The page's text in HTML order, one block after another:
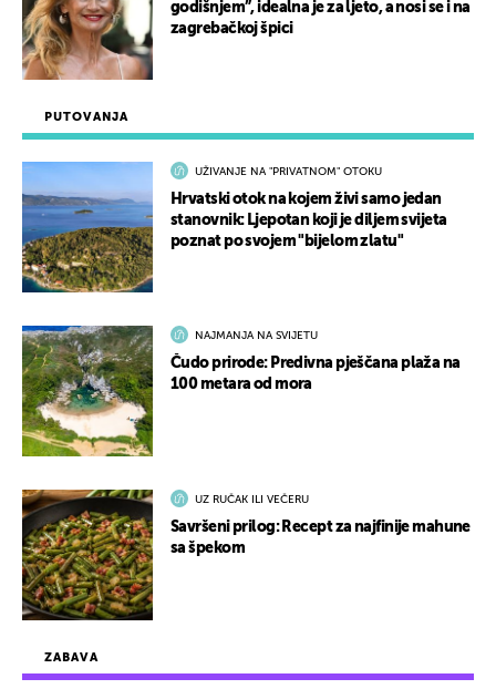
ZABAVA
PUTOVANJA
UŽIVANJE NA "PRIVATNOM" OTOKU
Hrvatski otok na kojem živi samo jedan
stanovnik: Ljepotan koji je diljem svijeta
poznat po svojem "bijelom zlatu"
NAJMANJA NA SVIJETU
Čudo prirode: Predivna pješčana plaža na
100 metara od mora
UZ RUČAK ILI VEČERU
Savršeni prilog: Recept za najfinije mahune
sa špekom
godišnjem”, idealna je za ljeto, a nosi se i na
zagrebačkoj špici